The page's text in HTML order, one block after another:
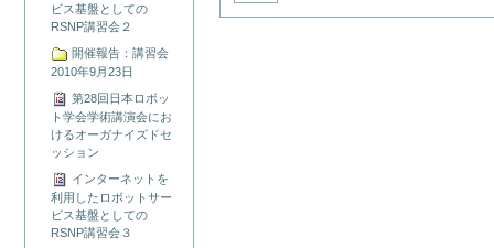
ビス基盤としての
RSNP講習会２
開催報告：講習会
2010年9月23日
第28回日本ロボッ
ト学会学術講演会にお
けるオーガナイズドセ
ッション
インターネットを
利用したロボットサー
ビス基盤としての
RSNP講習会３